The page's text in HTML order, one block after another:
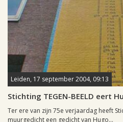
Leiden, 17 september 2004, 09:13
Stichting TEGEN-BEELD eert
Ter ere van zijn 75e verjaardag heeft
muurgedicht een gedicht van Hugo...